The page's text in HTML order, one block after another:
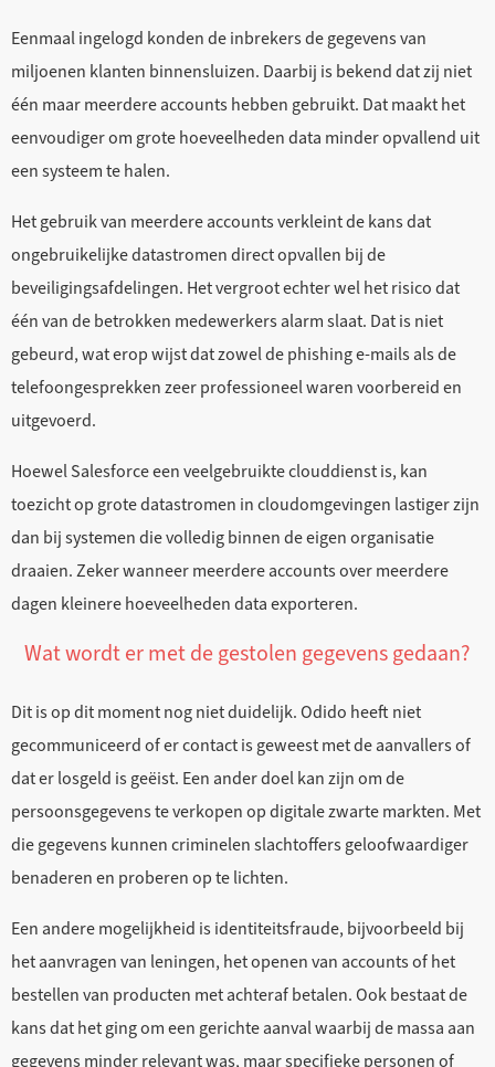
Eenmaal ingelogd konden de inbrekers de gegevens van
miljoenen klanten binnensluizen. Daarbij is bekend dat zij niet
één maar meerdere accounts hebben gebruikt. Dat maakt het
eenvoudiger om grote hoeveelheden data minder opvallend uit
een systeem te halen.
Het gebruik van meerdere accounts verkleint de kans dat
ongebruikelijke datastromen direct opvallen bij de
beveiligingsafdelingen. Het vergroot echter wel het risico dat
één van de betrokken medewerkers alarm slaat. Dat is niet
gebeurd, wat erop wijst dat zowel de phishing e-mails als de
telefoongesprekken zeer professioneel waren voorbereid en
uitgevoerd.
Hoewel Salesforce een veelgebruikte clouddienst is, kan
toezicht op grote datastromen in cloudomgevingen lastiger zijn
dan bij systemen die volledig binnen de eigen organisatie
draaien. Zeker wanneer meerdere accounts over meerdere
dagen kleinere hoeveelheden data exporteren.
Wat wordt er met de gestolen gegevens gedaan?
Dit is op dit moment nog niet duidelijk. Odido heeft niet
gecommuniceerd of er contact is geweest met de aanvallers of
dat er losgeld is geëist. Een ander doel kan zijn om de
persoonsgegevens te verkopen op digitale zwarte markten. Met
die gegevens kunnen criminelen slachtoffers geloofwaardiger
benaderen en proberen op te lichten.
Een andere mogelijkheid is identiteitsfraude, bijvoorbeeld bij
het aanvragen van leningen, het openen van accounts of het
bestellen van producten met achteraf betalen. Ook bestaat de
kans dat het ging om een gerichte aanval waarbij de massa aan
gegevens minder relevant was, maar specifieke personen of